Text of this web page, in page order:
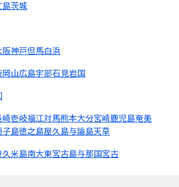
島茨城
阪神戸但馬白浜
岡山広島宇部石見岩国
崎壱岐福江対馬熊本大分宮崎鹿児島奄美
子島徳之島屋久島与論島天草
久米島南大東宮古島与那国宮古